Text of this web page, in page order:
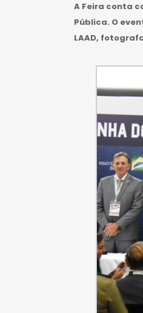
A Feira conta
Pública. O
LAAD,